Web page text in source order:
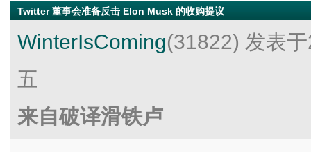
Twitter 董事会准备反击 Elon Musk 的收购提议
WinterIsComing(31822) 发表
五
来自破译滑铁卢